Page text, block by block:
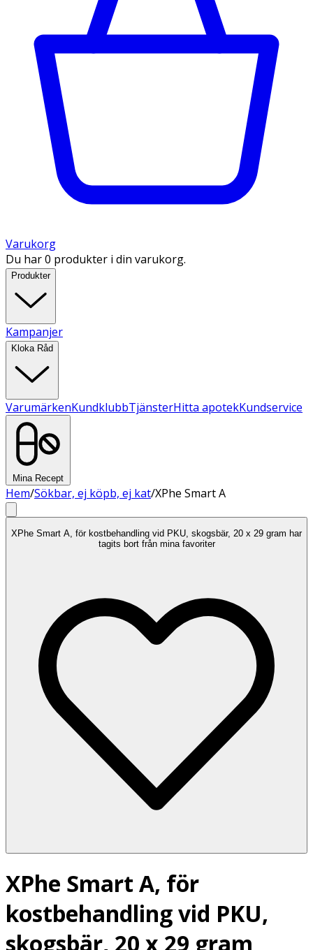
Varukorg
Du har 0 produkter i din varukorg.
Produkter
Kampanjer
Kloka Råd
VarumärkenKundklubbTjänsterHitta apotekKundservice
Mina Recept
Hem/Sökbar, ej köpb, ej kat/XPhe Smart A
XPhe Smart A, för kostbehandling vid PKU, skogsbär, 20 x 29 gram har
tagits bort från mina favoriter
XPhe Smart A, för
kostbehandling vid PKU,
skogsbär, 20 x 29 gram